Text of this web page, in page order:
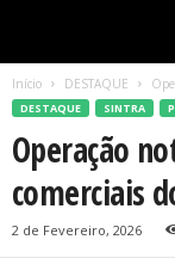
Início DESTAQUE
DESTAQUE SINTRA
Operação
comerciais
2 de Fevereiro, 2026